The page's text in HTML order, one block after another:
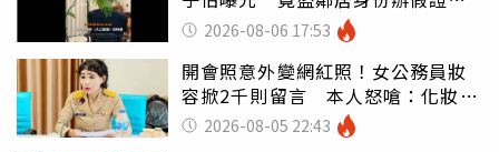
戶 2026-08-06 17:53
開會照意外變網紅照！女公務員妝
容掀2千則留言 本人怒嗆：化妝有
錯嗎2026-08-05 22:43